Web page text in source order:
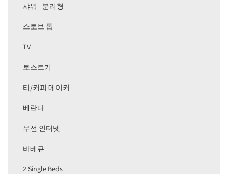
샤워 - 분리형
스토브 톱
TV
토스트기
티/커피 메이커
베란다
무선 인터넷
바베큐
2 Single Beds